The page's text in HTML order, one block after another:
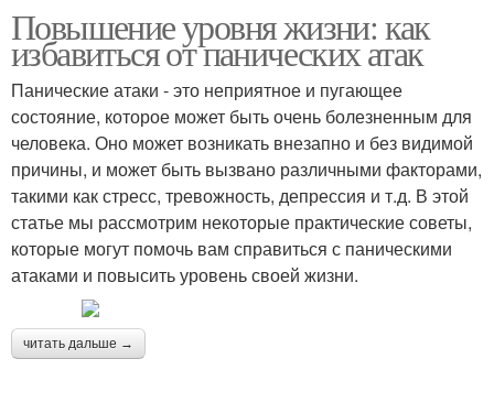
Повышение уровня жизни: как
избавиться от панических атак
Панические атаки - это неприятное и пугающее
состояние, которое может быть очень болезненным для
человека. Оно может возникать внезапно и без видимой
причины, и может быть вызвано различными факторами,
такими как стресс, тревожность, депрессия и т.д. В этой
статье мы рассмотрим некоторые практические советы,
которые могут помочь вам справиться с паническими
атаками и повысить уровень своей жизни.
читать дальше →